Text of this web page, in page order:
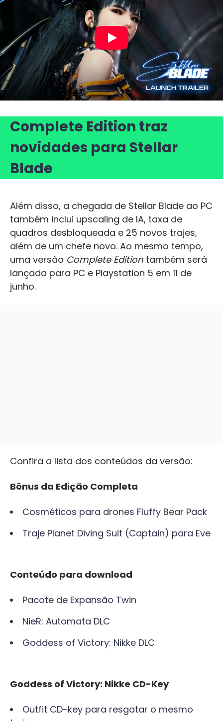
Complete Edition traz
novidades para Stellar
Blade
Além disso, a chegada de Stellar Blade ao PC
também inclui upscaling de IA, taxa de
quadros desbloqueada e 25 novos trajes,
além de um chefe novo. Ao mesmo tempo,
uma versão Complete Edition também será
lançada para PC e Playstation 5 em 11 de
junho.
Confira a lista dos conteúdos da versão:
Bônus da Edição Completa
Cosméticos para drones Fluffy Bear Pack
Traje Planet Diving Suit (Captain) para Eve
Conteúdo para download
Pacote de Expansão Twin
NieR: Automata DLC
Goddess of Victory: Nikke DLC
Goddess of Victory: Nikke CD-Key
Outfit CD-key para resgatar o mesmo